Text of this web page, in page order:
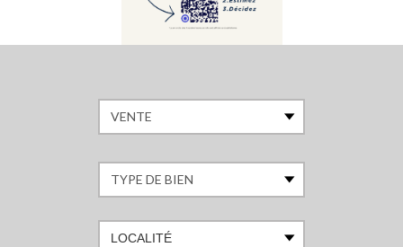
LOCALITÉ